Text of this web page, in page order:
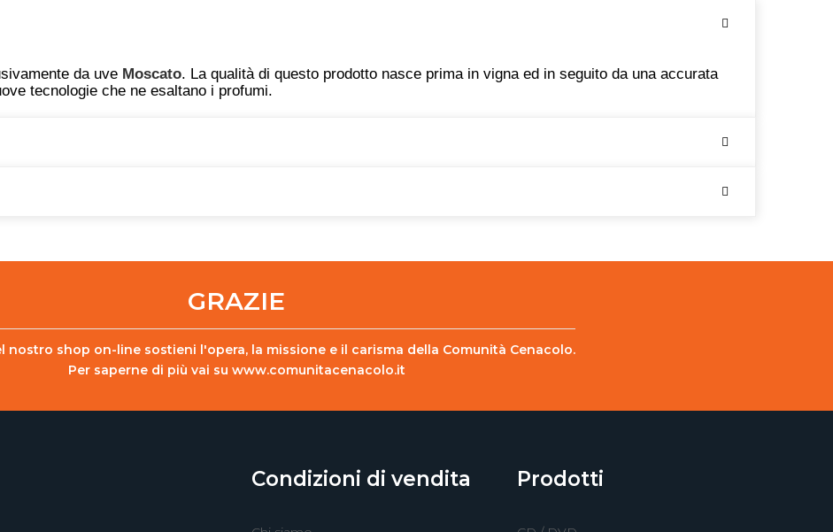
da uve Moscato. La qualità di questo prodotto nasce prima in vigna ed in seguito da una accurata
tecnologie che ne esaltano i profumi.
GRAZIE
nostro shop on-line sostieni l'opera, la missione e il carisma della Comunità Cenacolo.
Per saperne di più vai su www.comunitacenacolo.it
Condizioni di vendita Prodotti